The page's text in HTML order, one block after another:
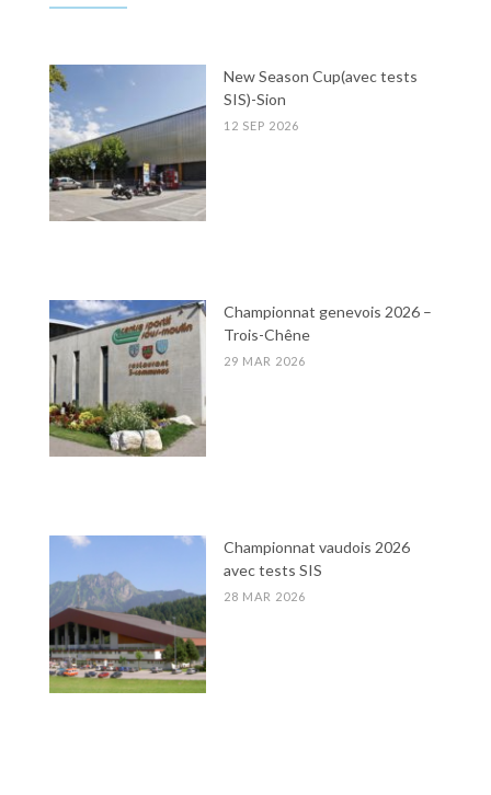
New Season Cup(avec tests
SIS)-Sion
12 SEP 2026
Championnat genevois 2026 –
Trois-Chêne
29 MAR 2026
Championnat vaudois 2026
avec tests SIS
28 MAR 2026